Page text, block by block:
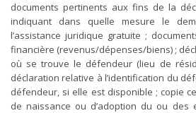
documents pertinents aux fins de la
indiquant dans quelle mesure le
l’assistance juridique gratuite ;
financière (revenus/dépenses/biens) ;
où se trouve le défendeur (lieu de
déclaration relative à l’identification du
défendeur, si elle est disponible ; copie
de naissance ou d’adoption du ou des